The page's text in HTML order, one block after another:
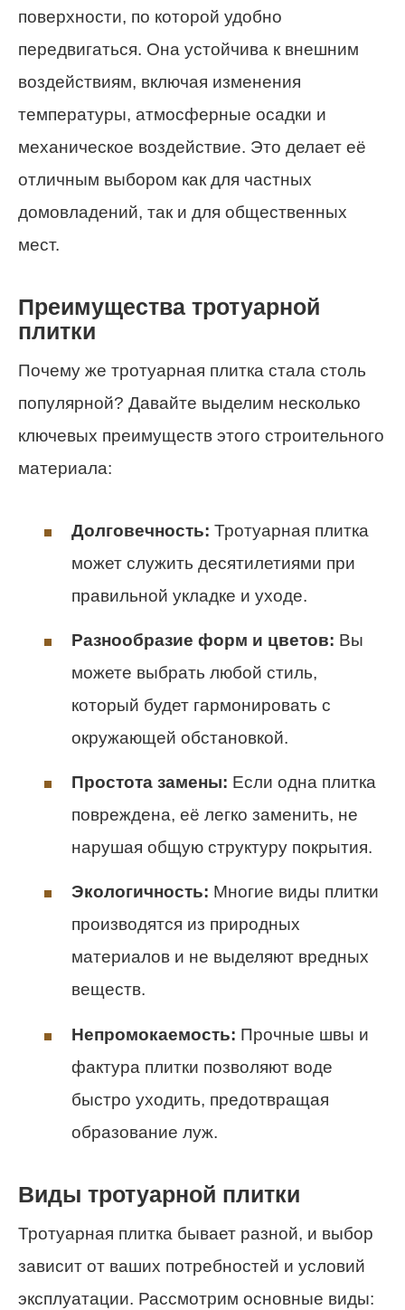
поверхности, по которой удобно
передвигаться. Она устойчива к внешним
воздействиям, включая изменения
температуры, атмосферные осадки и
механическое воздействие. Это делает её
отличным выбором как для частных
домовладений, так и для общественных
мест.
Преимущества тротуарной
плитки
Почему же тротуарная плитка стала столь
популярной? Давайте выделим несколько
ключевых преимуществ этого строительного
материала:
Долговечность: Тротуарная плитка
может служить десятилетиями при
правильной укладке и уходе.
Разнообразие форм и цветов: Вы
можете выбрать любой стиль,
который будет гармонировать с
окружающей обстановкой.
Простота замены: Если одна плитка
повреждена, её легко заменить, не
нарушая общую структуру покрытия.
Экологичность: Многие виды плитки
производятся из природных
материалов и не выделяют вредных
веществ.
Непромокаемость: Прочные швы и
фактура плитки позволяют воде
быстро уходить, предотвращая
образование луж.
Виды тротуарной плитки
Тротуарная плитка бывает разной, и выбор
зависит от ваших потребностей и условий
эксплуатации. Рассмотрим основные виды: